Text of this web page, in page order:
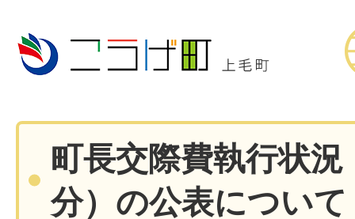
町長交際費執行状
分）の公表について